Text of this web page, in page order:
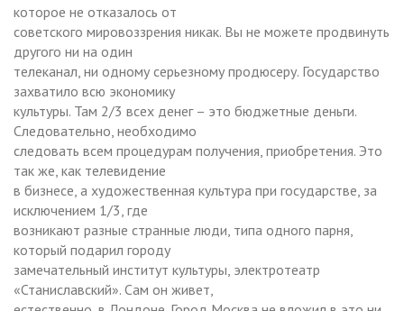
которое не отказалось от
советского мировоззрения никак. Вы не можете продвинуть
другого ни на один
телеканал, ни одному серьезному продюсеру. Государство
захватило всю экономику
культуры. Там 2/3 всех денег – это бюджетные деньги.
Следовательно, необходимо
следовать всем процедурам получения, приобретения. Это
так же, как телевидение
в бизнесе, а художественная культура при государстве, за
исключением 1/3, где
возникают разные странные люди, типа одного парня,
который подарил городу
замечательный институт культуры, электротеатр
«Станиславский». Сам он живет,